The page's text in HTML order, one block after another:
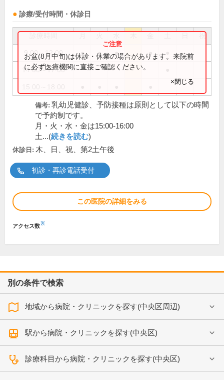
診療/受付時間・休診日
祝
9:00～12:00 ● ● ● ●
14:00～17:00
お盆(8月中旬)は休診・休業の場合があります。来院前
に必ず医療機関に直接ご確認ください。
×閉じる
備考: 乳幼児健診、予防接種は原則として以下の時間
で予約制です。
月・火・水・金は15:00-16:00
土...(続きを読む)
休診日: 木、日、祝、第2土午後
初診・再診電話受付
この医院の詳細をみる
アクセス数※
別の条件で検索
地域から病院・クリニックを探す(中央区周辺)
駅から病院・クリニックを探す(中央区)
診療科目から病院・クリニックを探す(中央区)